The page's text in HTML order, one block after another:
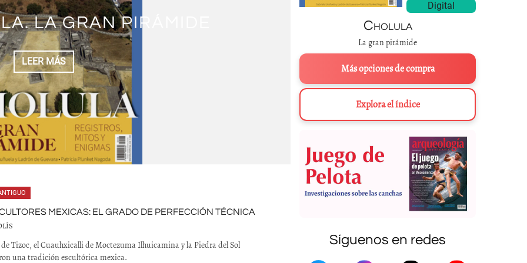
LA GRAN PIRÁMIDE
LEER MÁS
EN EL PASADO?
LEER MÁS
DEL MUSEO
DE ANTROPOLOGÍA
LEER MÁS
UN PAISAJE DE
EN MESOAMÉRICA
LEER MÁS
DE LA OBSIDIANA EN
LEER MÁS
EN PIEDRA DE VALLE DE
DEL RÍO CUTZAMALA
LEER MÁS
MEXICAS: EL GRADO DE PERFECCIÓN TÉCNICA
Tizoc, el Cuauhxicalli de Moctezuma Ilhuicamina y la Piedra del Sol
una tradición escultórica mexica.
Digital
Cholula
La gran pirámide
Más opciones de compra
Explora el índice
Síguenos en redes